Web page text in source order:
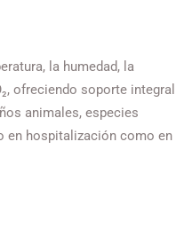
la humedad, la
ofreciendo soporte integral
animales, especies
en hospitalización como en